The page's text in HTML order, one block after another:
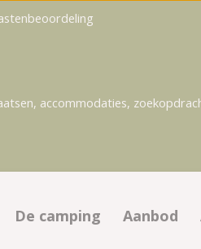
accommodaties,
De camping Aanbod